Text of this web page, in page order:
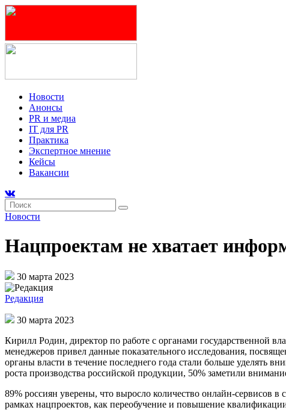
Новости
Анонсы
PR и медиа
IT для PR
Практика
Экспертное мнение
Кейсы
Вакансии
Новости
Нацпроектам не хватает
30 марта 2023
Редакция
30 марта 2023
Кирилл Родин, директор по работе с органами государственной
менеджеров привел данные показательного исследования,
органы власти в течение последнего года стали больше уделять
роста производства российской продукции, 50% заметили
89% россиян уверены, что выросло количество онлайн-сервисов
рамках нацпроектов, как переобучение и повышение